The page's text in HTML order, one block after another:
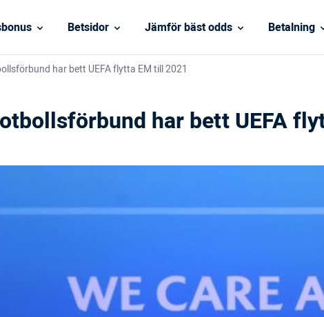
Betsidor Jämför bäst odds Betalning
har bett UEFA flytta EM till 2021
har bett UEFA